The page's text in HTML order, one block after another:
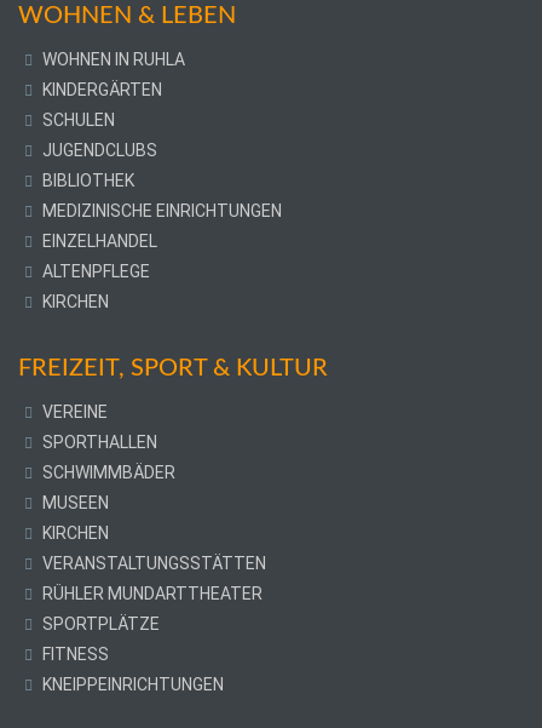
WOHNEN & LEBEN
WOHNEN IN RUHLA
KINDERGÄRTEN
SCHULEN
JUGENDCLUBS
BIBLIOTHEK
MEDIZINISCHE EINRICHTUNGEN
EINZELHANDEL
ALTENPFLEGE
KIRCHEN
FREIZEIT, SPORT & KULTUR
VEREINE
SPORTHALLEN
SCHWIMMBÄDER
MUSEEN
KIRCHEN
VERANSTALTUNGSSTÄTTEN
RÜHLER MUNDARTTHEATER
SPORTPLÄTZE
FITNESS
KNEIPPEINRICHTUNGEN